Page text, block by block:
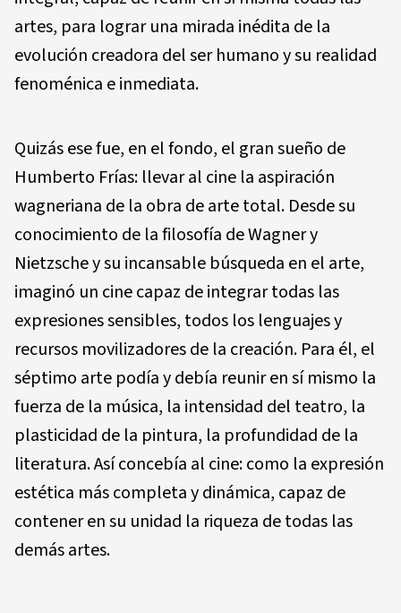
artes, para lograr una mirada inédita de la
evolución creadora del ser humano y su realidad
fenoménica e inmediata.
Quizás ese fue, en el fondo, el gran sueño de
Humberto Frías: llevar al cine la aspiración
wagneriana de la obra de arte total. Desde su
conocimiento de la filosofía de Wagner y
Nietzsche y su incansable búsqueda en el arte,
imaginó un cine capaz de integrar todas las
expresiones sensibles, todos los lenguajes y
recursos movilizadores de la creación. Para él, el
séptimo arte podía y debía reunir en sí mismo la
fuerza de la música, la intensidad del teatro, la
plasticidad de la pintura, la profundidad de la
literatura. Así concebía al cine: como la expresión
estética más completa y dinámica, capaz de
contener en su unidad la riqueza de todas las
demás artes.